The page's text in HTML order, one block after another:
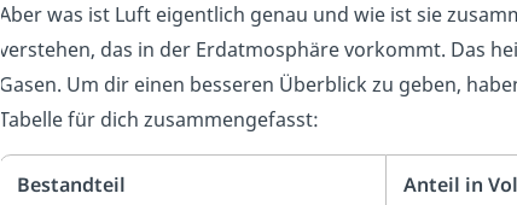
Aber was ist Luft eigentlich genau und wie ist sie
verstehen, das in der Erdatmosphäre vorkommt. Das
Gasen. Um dir einen besseren Überblick zu geben,
Tabelle für dich zusammengefasst:
Bestandteil Anteil in